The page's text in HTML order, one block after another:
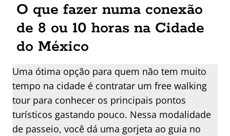
O que fazer numa conexão
de 8 ou 10 horas na Cidade
do México
Uma ótima opção para quem não tem muito
tempo na cidade é contratar um free walking
tour para conhecer os principais pontos
turísticos gastando pouco. Nessa modalidade
de passeio, você dá uma gorjeta ao guia no